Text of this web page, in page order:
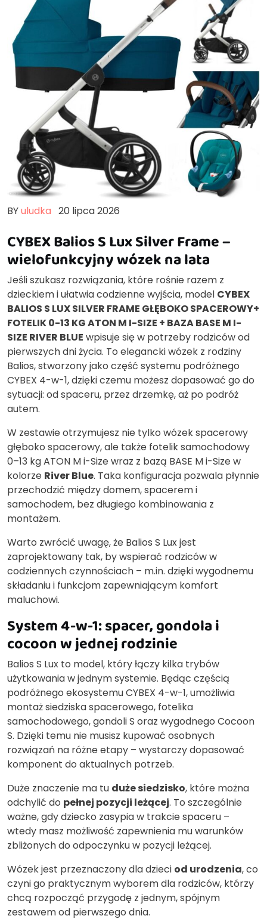
BYuludka 20 lipca 2026
CYBEX Balios S Lux Silver Frame –
wielofunkcyjny wózek na lata
Jeśli szukasz rozwiązania, które rośnie razem z
dzieckiem i ułatwia codzienne wyjścia, model CYBEX
BALIOS S LUX SILVER FRAME GŁĘBOKO SPACEROWY+
FOTELIK 0-13 KG ATON M I-SIZE + BAZA BASE M I-
SIZE RIVER BLUE wpisuje się w potrzeby rodziców od
pierwszych dni życia. To elegancki wózek z rodziny
Balios, stworzony jako część systemu podróżnego
CYBEX 4-w-1, dzięki czemu możesz dopasować go do
sytuacji: od spaceru, przez drzemkę, aż po podróż
autem.
W zestawie otrzymujesz nie tylko wózek spacerowy
głęboko spacerowy, ale także fotelik samochodowy
0–13 kg ATON M i-Size wraz z bazą BASE M i-Size w
kolorze River Blue. Taka konfiguracja pozwala płynnie
przechodzić między domem, spacerem i
samochodem, bez długiego kombinowania z
montażem.
Warto zwrócić uwagę, że Balios S Lux jest
zaprojektowany tak, by wspierać rodziców w
codziennych czynnościach – m.in. dzięki wygodnemu
składaniu i funkcjom zapewniającym komfort
maluchowi.
System 4-w-1: spacer, gondola i
cocoon w jednej rodzinie
Balios S Lux to model, który łączy kilka trybów
użytkowania w jednym systemie. Będąc częścią
podróżnego ekosystemu CYBEX 4-w-1, umożliwia
montaż siedziska spacerowego, fotelika
samochodowego, gondoli S oraz wygodnego Cocoon
S. Dzięki temu nie musisz kupować osobnych
rozwiązań na różne etapy – wystarczy dopasować
komponent do aktualnych potrzeb.
Duże znaczenie ma tu duże siedzisko, które można
odchylić do pełnej pozycji leżącej. To szczególnie
ważne, gdy dziecko zasypia w trakcie spaceru –
wtedy masz możliwość zapewnienia mu warunków
zbliżonych do odpoczynku w pozycji leżącej.
Wózek jest przeznaczony dla dzieci od urodzenia, co
czyni go praktycznym wyborem dla rodziców, którzy
chcą rozpocząć przygodę z jednym, spójnym
zestawem od pierwszego dnia.